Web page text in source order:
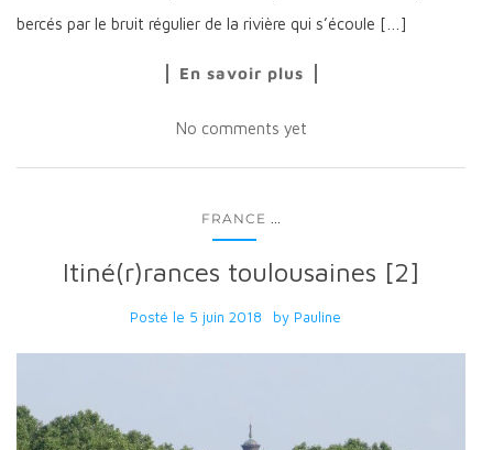
bercés par le bruit régulier de la rivière qui s’écoule […]
En savoir plus
No comments yet
FRANCE
Itiné(r)rances toulousaines [2]
Posté le 5 juin 2018 by Pauline